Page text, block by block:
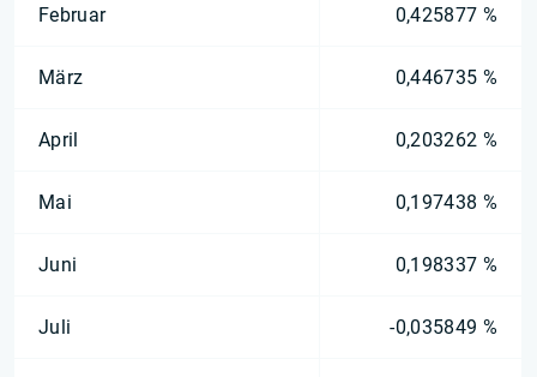
Februar 0,425877 %
März 0,446735 %
April 0,203262 %
Mai 0,197438 %
Juni 0,198337 %
Juli -0,035849 %